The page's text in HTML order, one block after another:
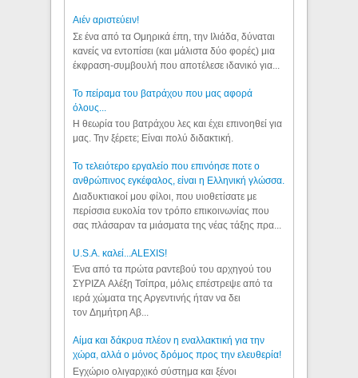
Aιέν αριστεύειν!
Σε ένα από τα Ομηρικά έπη, την Ιλιάδα, δύναται
κανείς να εντοπίσει (και μάλιστα δύο φορές) μια
έκφραση-συμβουλή που αποτέλεσε ιδανικό για...
Το πείραμα του βατράχου που μας αφορά
όλους...
Η θεωρία του βατράχου λες και έχει επινοηθεί για
μας. Την ξέρετε; Είναι πολύ διδακτική.
Το τελειότερο εργαλείο που επινόησε ποτε ο
ανθρώπινος εγκέφαλος, είναι η Ελληνική γλώσσα.
Διαδυκτιακοί μου φίλοι, που υιοθετίσατε με
περίσσια ευκολία τον τρόπο επικοινωνίας που
σας πλάσαραν τα μιάσματα της νέας τάξης πρα...
U.S.A. καλεί...ALEXIS!
Ένα από τα πρώτα ραντεβού του αρχηγού του
ΣΥΡΙΖΑ Αλέξη Τσίπρα, μόλις επέστρεψε από τα
ιερά χώματα της Αργεντινής ήταν να δει
τον Δημήτρη Αβ...
Αίμα και δάκρυα πλέον η εναλλακτική για την
χώρα, αλλά ο μόνος δρόμος προς την ελευθερία!
Εγχώριο ολιγαρχικό σύστημα και ξένοι